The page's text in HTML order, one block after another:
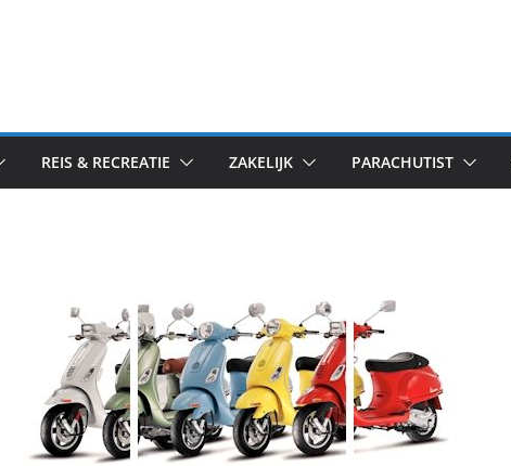
REIS & RECREATIE ZAKELIJK PARACHUTIST